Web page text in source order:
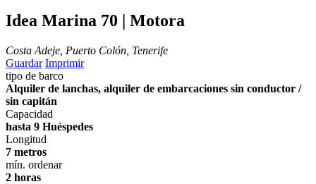
Idea Marina 70 | Motora
Costa Adeje, Puerto Colón, Tenerife
Guardar Imprimir
tipo de barco
Alquiler de lanchas, alquiler de embarcaciones sin conductor /
sin capitán
Capacidad
hasta 9 Huéspedes
Longitud
7 metros
mín. ordenar
2 horas